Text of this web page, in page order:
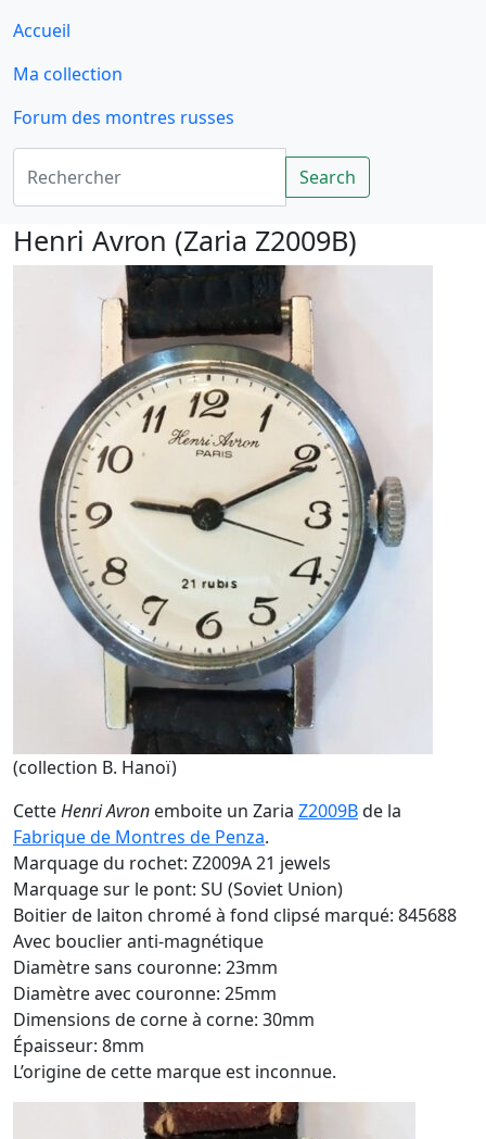
Accueil
Ma collection
Forum des montres russes
Rechercher
Search
Henri Avron (Zaria Z2009B)
(collection B. Hanoï)
CetteHenri Avron emboite un Zaria Z2009Bde la
Fabrique de Montres de Penza.
Marquage du rochet: Z2009A 21 jewels
Marquage sur le pont: SU (Soviet Union)
Boitier de laiton chromé à fond clipsé marqué: 845688
Avec bouclier anti-magnétique
Diamètre sans couronne: 23mm
Diamètre avec couronne: 25mm
Dimensions de corne à corne: 30mm
Épaisseur: 8mm
L’origine de cette marque est inconnue.